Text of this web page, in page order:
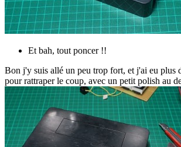
Et bah, tout poncer !!
Bon j'y suis allé un peu trop fort, et j'ai eu plus
pour rattraper le coup, avec un petit polish au